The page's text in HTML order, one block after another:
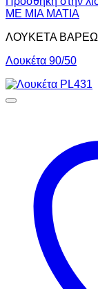
ΜΕ ΜΙΑ ΜΑΤΙΑ
ΛΟΥΚΕΤΑ
Λουκέτα 90/50